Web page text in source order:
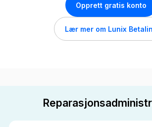
Opprett gratis konto
Lær mer om Lunix